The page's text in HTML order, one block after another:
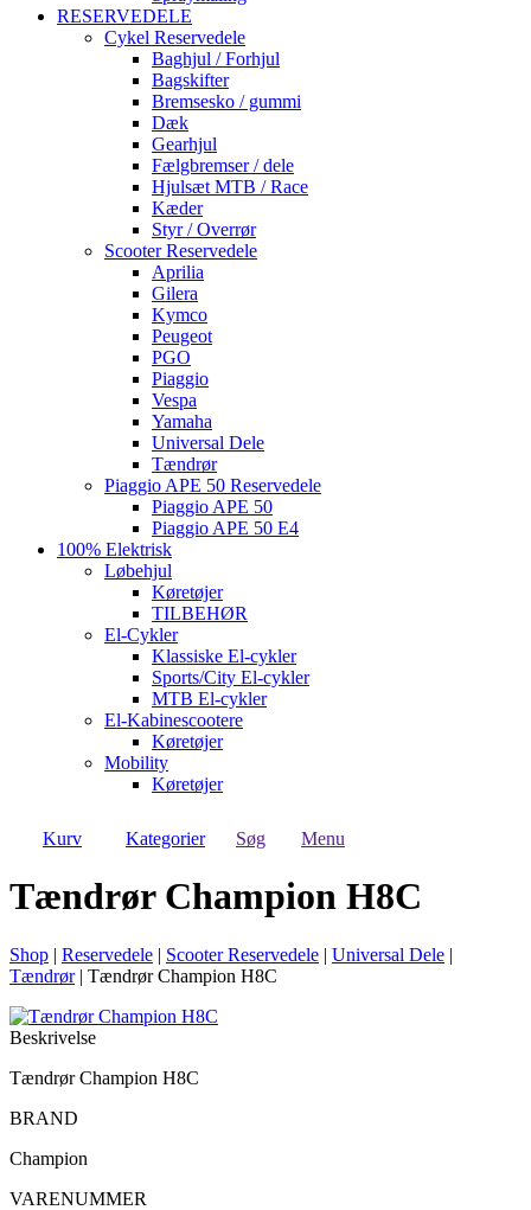
RESERVEDELE
Cykel Reservedele
Baghjul / Forhjul
Bagskifter
Bremsesko / gummi
Dæk
Gearhjul
Fælgbremser / dele
Hjulsæt MTB / Race
Kæder
Styr / Overrør
Scooter Reservedele
Aprilia
Gilera
Kymco
Peugeot
PGO
Piaggio
Vespa
Yamaha
Universal Dele
Tændrør
Piaggio APE 50 Reservedele
Piaggio APE 50
Piaggio APE 50 E4
100% Elektrisk
Løbehjul
Køretøjer
TILBEHØR
El-Cykler
Klassiske El-cykler
Sports/City El-cykler
MTB El-cykler
El-Kabinescootere
Køretøjer
Mobility
Køretøjer
Kurv Kategorier Søg Menu
Tændrør Champion H8C
Shop | Reservedele | Scooter Reservedele | Universal Dele |
Tændrør| Tændrør Champion H8C
Beskrivelse
Tændrør Champion H8C
BRAND
Champion
VARENUMMER